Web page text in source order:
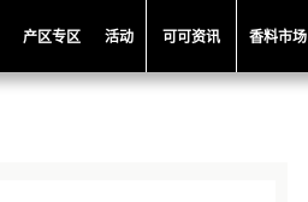
产区专区 活动 可可资讯 香料市场